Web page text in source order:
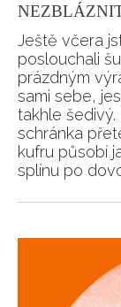
Ještě včera
poslouchali
prázdným
sami sebe,
takhle
schránka
kufru působí
splínu po